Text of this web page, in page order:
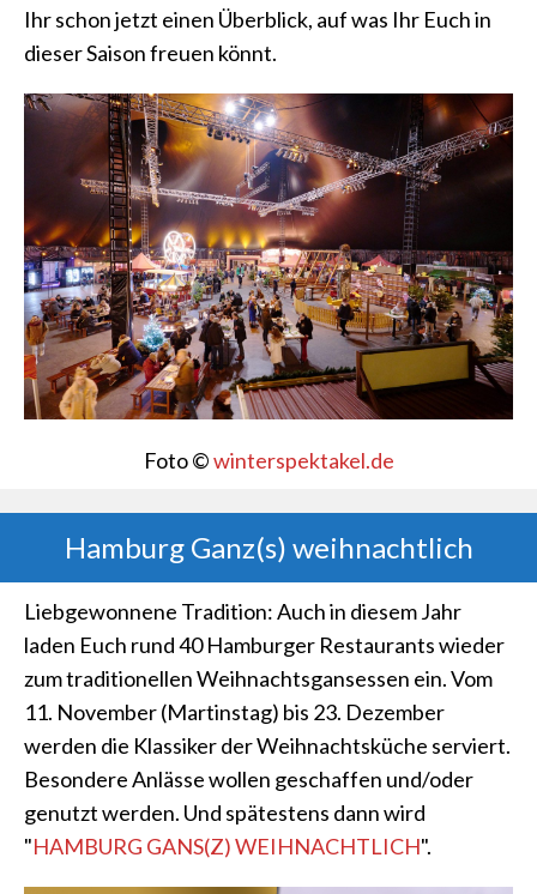
Ihr schon jetzt einen Überblick, auf was Ihr Euch in
dieser Saison freuen könnt.
Foto ©winterspektakel.de
Hamburg Ganz(s) weihnachtlich
Liebgewonnene Tradition: Auch in diesem Jahr
laden Euch rund 40 Hamburger Restaurants wieder
zum traditionellen Weihnachtsgansessen ein. Vom
11. November (Martinstag) bis 23. Dezember
werden die Klassiker der Weihnachtsküche serviert.
Besondere Anlässe wollen geschaffen und/oder
genutzt werden. Und spätestens dann wird
"HAMBURG GANS(Z) WEIHNACHTLICH".